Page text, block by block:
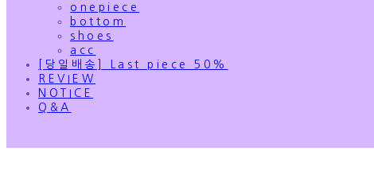
onepiece
bottom
shoes
acc
[당일배송] Last piece 50%
REVIEW
NOTICE
Q&A